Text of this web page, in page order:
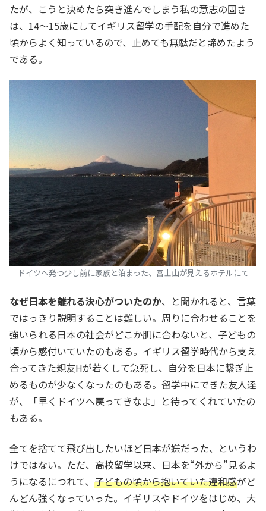
たが、こうと決めたら突き進んでしまう私の意志の固さ
は、14～15歳にしてイギリス留学の手配を自分で進めた
頃からよく知っているので、止めても無駄だと諦めたよう
である。
ドイツへ発つ少し前に家族と泊まった、富士山が見えるホテルにて
なぜ日本を離れる決心がついたのか、と聞かれると、言葉
ではっきり説明することは難しい。周りに合わせることを
強いられる日本の社会がどこか肌に合わないと、子どもの
頃から感付いていたのもある。イギリス留学時代から支え
合ってきた親友Hが若くして急死し、自分を日本に繋ぎ止
めるものが少なくなったのもある。留学中にできた友人達
が、「早くドイツへ戻ってきなよ」と待ってくれていたの
もある。
全てを捨てて飛び出したいほど日本が嫌だった、というわ
けではない。ただ、高校留学以来、日本を“外から”見るよ
うになるにつれて、 子どもの頃から抱いていた違和感がど
んどん強くなっていった。イギリスやドイツをはじめ、大